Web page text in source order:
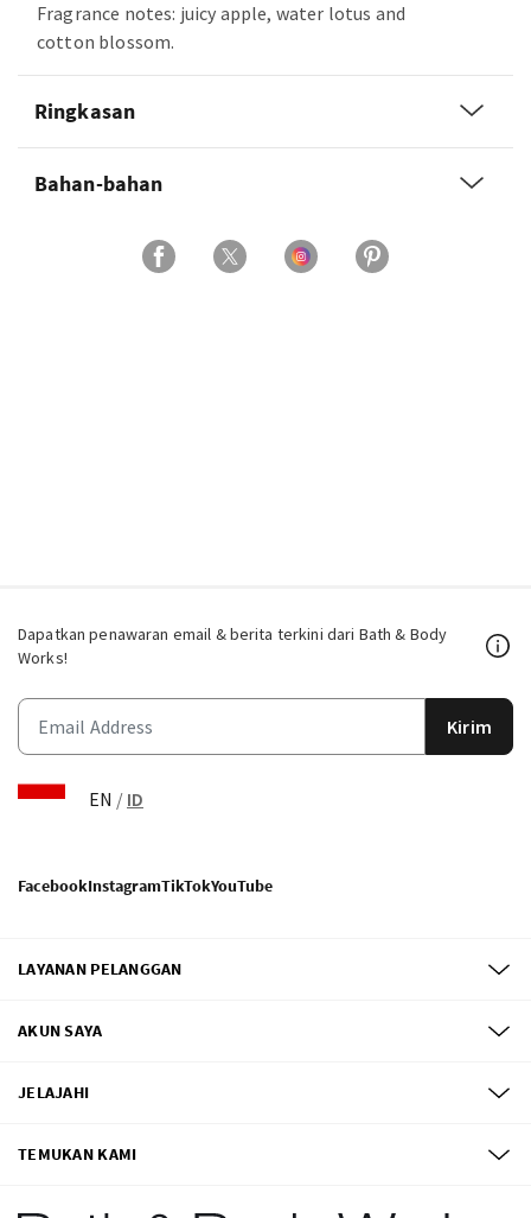
Fragrance notes: juicy apple, water lotus and
cotton blossom.
Ringkasan
Bahan-bahan
Dapatkan penawaran email & berita terkini dari Bath & Body
Works!
Kirim
EN / ID
FacebookInstagramTikTokYouTube
LAYANAN PELANGGAN
AKUN SAYA
JELAJAHI
TEMUKAN KAMI